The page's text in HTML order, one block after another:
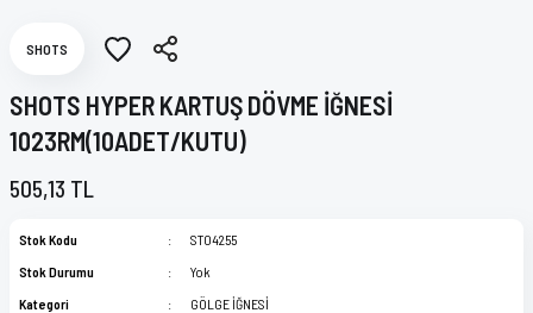
SHOTS
SHOTS HYPER KARTUŞ DÖVME İĞNESİ
1023RM(10ADET/KUTU)
505,13 TL
Stok Kodu
ST04255
Stok Durumu
Yok
Kategori
GÖLGE İĞNESİ